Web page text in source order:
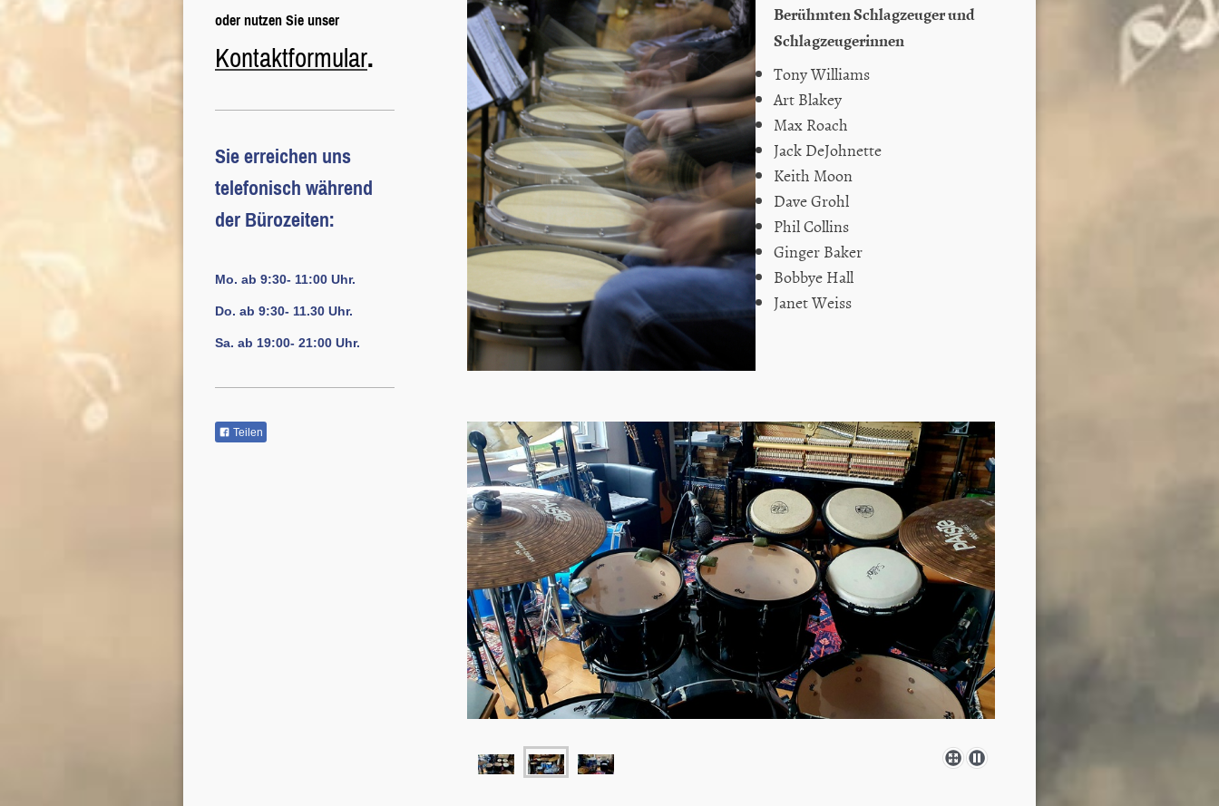
Berühmten Schlagzeuger und
Schlagzeugerinnen
Tony Williams
Art Blakey
Max Roach
Jack DeJohnette
Keith Moon
Dave Grohl
Phil Collins
Ginger Baker
Bobbye Hall
Janet Weiss
oder nutzen Sie unser
Kontaktformular.
Sie erreichen uns
telefonisch während
der Bürozeiten:
Mo. ab 9:30- 11:00 Uhr.
Do. ab 9:30- 11.30 Uhr.
Sa. ab 19:00- 21:00 Uhr.
Teilen